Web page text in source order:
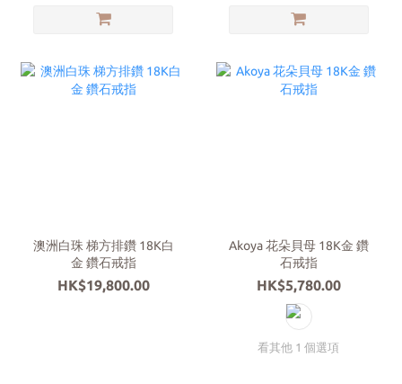
澳洲白珠 梯方排鑽 18K白
金 鑽石戒指
HK$19,800.00
Akoya 花朵貝母 18K金 鑽
石戒指
HK$5,780.00
看其他 1 個選項